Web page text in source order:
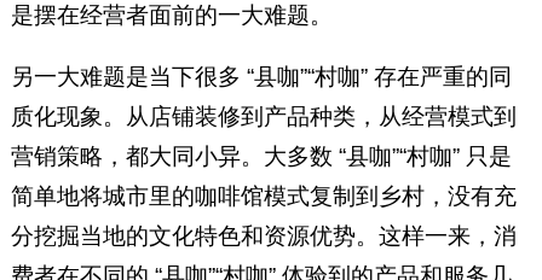
是摆在经营者面前的一大难题。
另一大难题是当下很多 “县咖”“村咖” 存在严重的同
质化现象。从店铺装修到产品种类，从经营模式到
营销策略，都大同小异。大多数 “县咖”“村咖” 只是
简单地将城市里的咖啡馆模式复制到乡村，没有充
分挖掘当地的文化特色和资源优势。这样一来，消